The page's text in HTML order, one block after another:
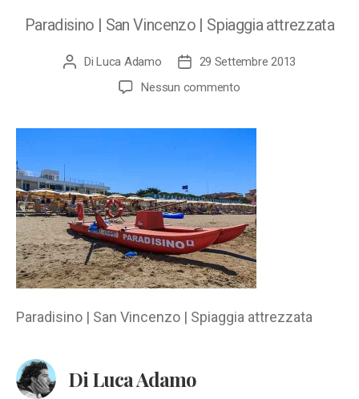
Paradisino | San Vincenzo | Spiaggia attrezzata
Autore
DiLuca Adamo
Data
dell'articolo
29 Settembre 2013
Nessun commentosu
Spiaggia
attrezzata
Paradisino | San Vincenzo | Spiaggia attrezzata
Di Luca Adamo